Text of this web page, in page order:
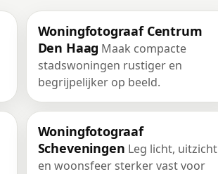
Woningfotograaf Centrum
Den Haag Maak compacte
stadswoningen rustiger en
begrijpelijker op beeld.
Woningfotograaf
Scheveningen Leg licht, uitzicht
en woonsfeer sterker vast voor